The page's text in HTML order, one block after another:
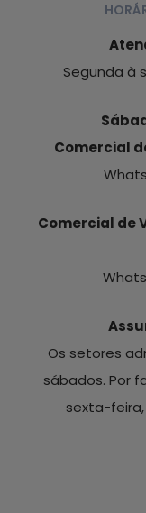
Segunda à
Comercial
Comercial de
Os setores
sábados. Por
sexta-